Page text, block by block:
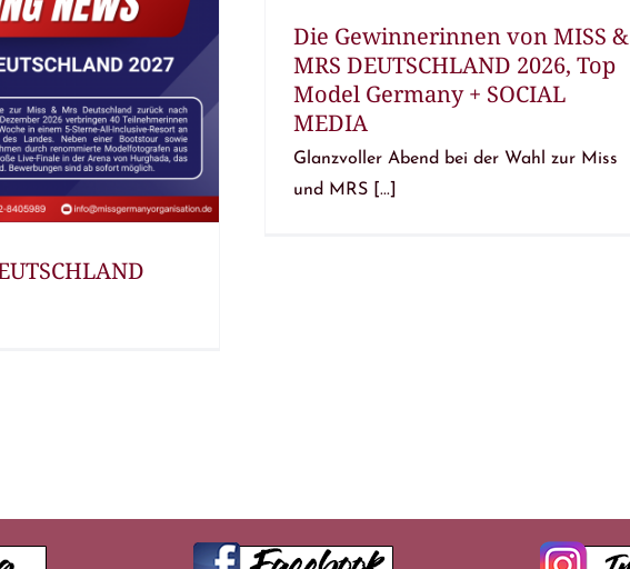
Die Gewinnerinnen von MISS &
MRS DEUTSCHLAND 2026, Top
Model Germany + SOCIAL
MEDIA
Glanzvoller Abend bei der Wahl zur Miss
und MRS [...]